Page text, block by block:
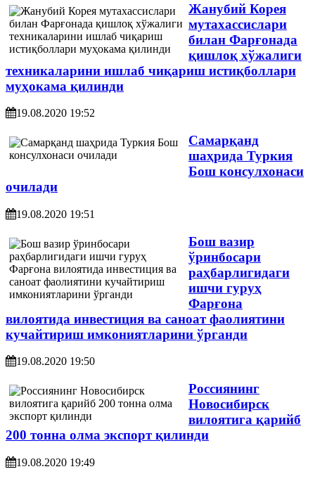
Жанубий Корея
мутахассислари
билан Фарғонада
қишлоқ хўжалиги
техникаларини ишлаб чиқариш истиқболлари
муҳокама қилинди
19.08.2020 19:52
Самарқанд
шаҳрида Туркия
Бош консулхонаси
очилади
19.08.2020 19:51
Бош вазир
ўринбосари
раҳбарлигидаги
ишчи гуруҳ
Фарғона
вилоятида инвестиция ва саноат фаолиятини
кучайтириш имкониятларини ўрганди
19.08.2020 19:50
Россиянинг
Новосибирск
вилоятига қарийб
200 тонна олма экспорт қилинди
19.08.2020 19:49